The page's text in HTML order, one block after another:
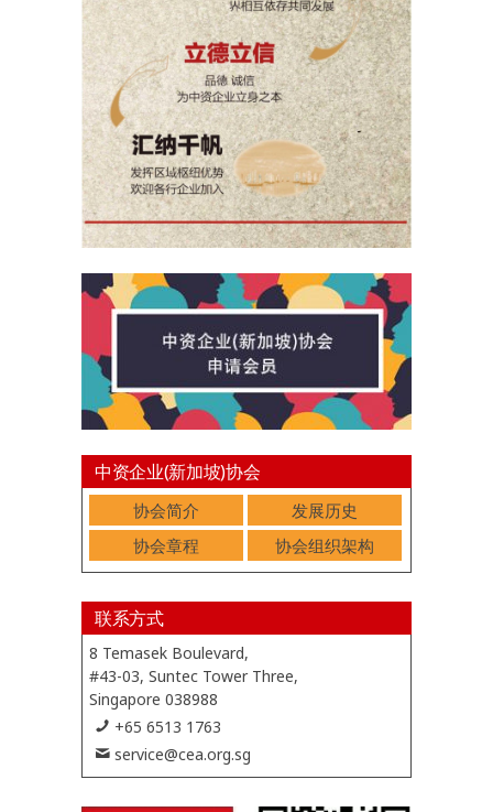
中资企业(新加坡)协会
协会简介
发展历史
协会章程
协会组织架构
联系方式
8 Temasek Boulevard,
#43-03, Suntec Tower Three,
Singapore 038988
+65 6513 1763
service@cea.org.sg